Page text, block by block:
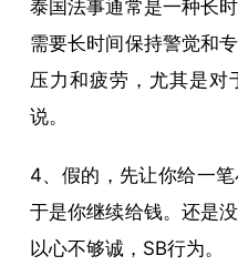
泰国法事通常是一种长
需要长时间保持警觉和
压力和疲劳，尤其是对
说。
4、假的，先让你给一
于是你继续给钱。还是
以心不够诚，SB行为。